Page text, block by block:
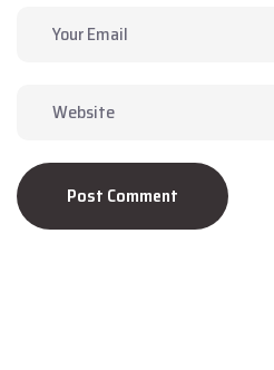
Post Comment